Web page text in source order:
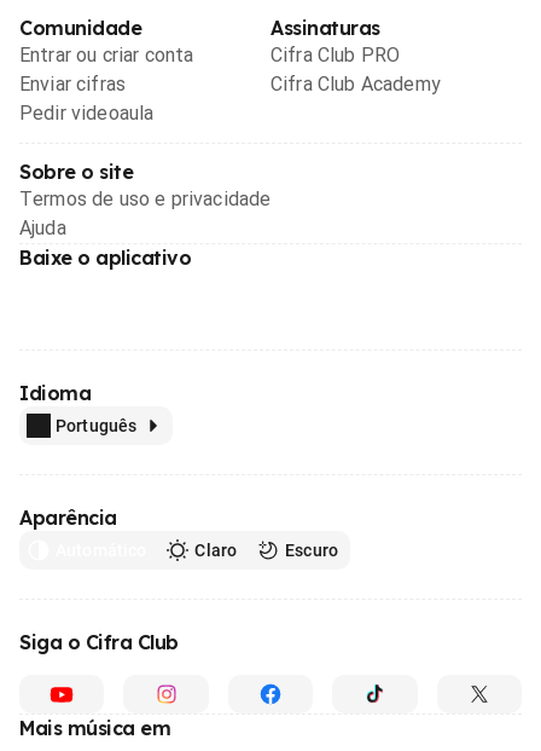
Comunidade
Entrar ou criar conta
Enviar cifras
Pedir videoaula
Assinaturas
Cifra Club PRO
Cifra Club Academy
Sobre o site
Termos de uso e privacidade
Ajuda
Baixe o aplicativo
Idioma
Português
Aparência
Claro Escuro
Siga o Cifra Club
Mais música em